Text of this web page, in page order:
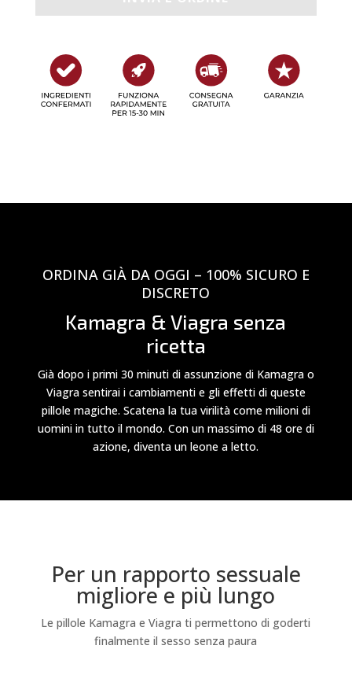
ORDINA GIÀ DA OGGI – 100% SICURO E
DISCRETO
Kamagra & Viagra senza
ricetta
Già dopo i primi 30 minuti di assunzione di Kamagra o
Viagra sentirai i cambiamenti e gli effetti di queste
pillole magiche. Scatena la tua virilità come milioni di
uomini in tutto il mondo. Con un massimo di 48 ore di
azione, diventa un leone a letto.
Per un rapporto sessuale
migliore e più lungo
Le pillole Kamagra e Viagra ti permettono di goderti
finalmente il sesso senza paura